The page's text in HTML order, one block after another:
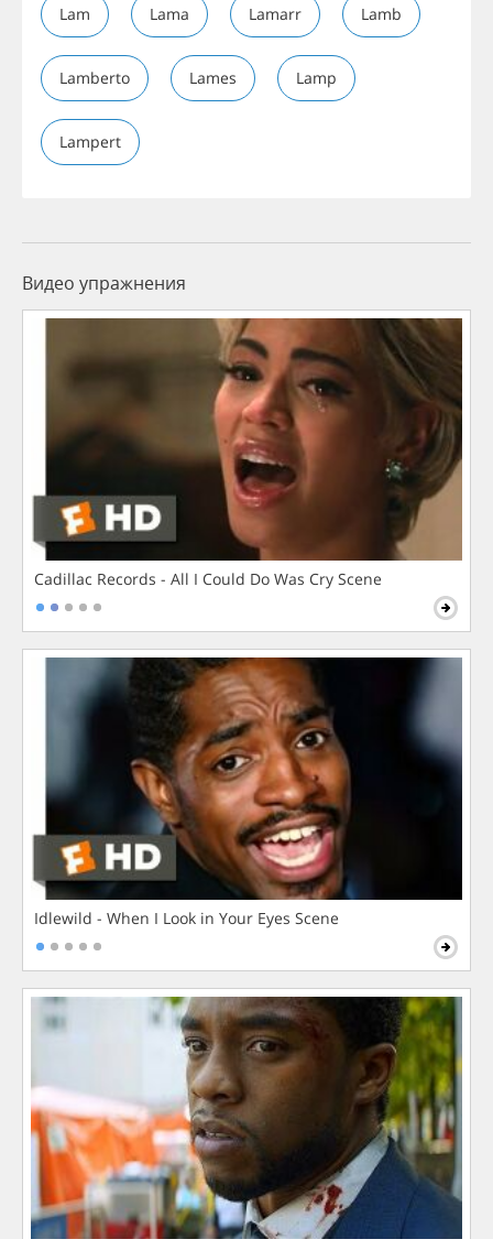
Lam Lama Lamarr Lamb
Lamberto Lames Lamp
Lampert
Видео упражнения
Cadillac Records - All I Could Do Was Cry Scene
Idlewild - When I Look in Your Eyes Scene